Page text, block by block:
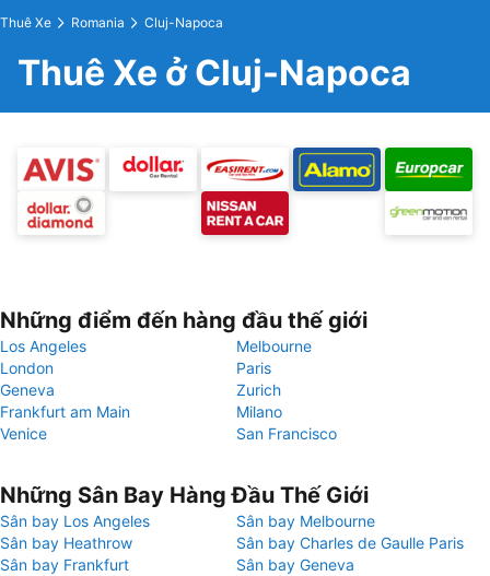
Thuê Xe Romania Cluj-Napoca
Thuê Xe ở Cluj-Napoca
Những điểm đến hàng đầu thế giới
Los Angeles
Melbourne
London
Paris
Geneva
Zurich
Frankfurt am Main
Milano
Venice
San Francisco
Những Sân Bay Hàng Đầu Thế Giới
Sân bay Los Angeles
Sân bay Melbourne
Sân bay Heathrow
Sân bay Charles de Gaulle Paris
Sân bay Frankfurt
Sân bay Geneva